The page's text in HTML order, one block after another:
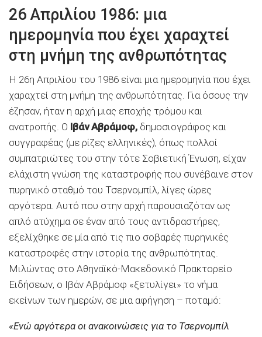
26 Απριλίου 1986: μια
ημερομηνία που έχει χαραχτεί
στη μνήμη της ανθρωπότητας
Η 26η Απριλίου του 1986 είναι μια ημερομηνία που έχει
χαραχτεί στη μνήμη της ανθρωπότητας. Για όσους την
έζησαν, ήταν η αρχή μιας εποχής τρόμου και
ανατροπής. Ο Ιβάν Αβράμοφ, δημοσιογράφος και
συγγραφέας (με ρίζες ελληνικές), όπως πολλοί
συμπατριώτες του στην τότε Σοβιετική Ένωση, είχαν
ελάχιστη γνώση της καταστροφής που συνέβαινε στον
πυρηνικό σταθμό του Τσερνομπίλ, λίγες ώρες
αργότερα. Αυτό που στην αρχή παρουσιαζόταν ως
απλό ατύχημα σε έναν από τους αντιδραστήρες,
εξελίχθηκε σε μία από τις πιο σοβαρές πυρηνικές
καταστροφές στην ιστορία της ανθρωπότητας.
Μιλώντας στο Αθηναϊκό-Μακεδονικό Πρακτορείο
Ειδήσεων, ο Ιβάν Αβράμοφ «ξετυλίγει» το νήμα
εκείνων των ημερών, σε μια αφήγηση – ποταμό:
«Ενώ αργότερα οι ανακοινώσεις για το Τσερνομπίλ